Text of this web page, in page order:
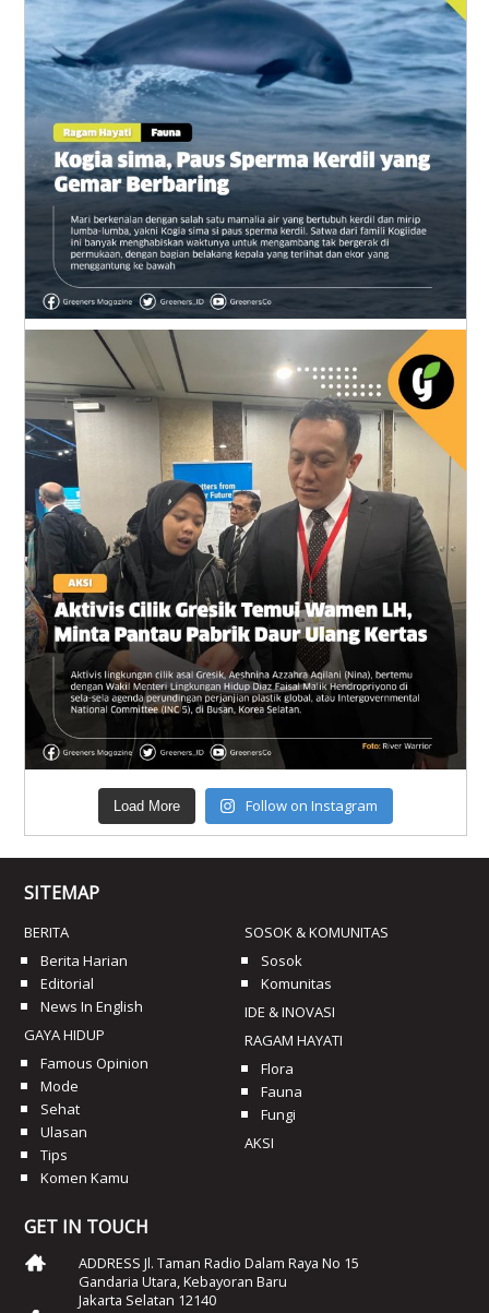
Load More Follow on Instagram
SITEMAP
BERITA
Berita Harian
Editorial
News In English
GAYA HIDUP
Famous Opinion
Mode
Sehat
Ulasan
Tips
Komen Kamu
SOSOK & KOMUNITAS
Sosok
Komunitas
IDE & INOVASI
RAGAM HAYATI
Flora
Fauna
Fungi
AKSI
GET IN TOUCH
ADDRESS Jl. Taman Radio Dalam Raya No 15
Gandaria Utara, Kebayoran Baru
Jakarta Selatan 12140